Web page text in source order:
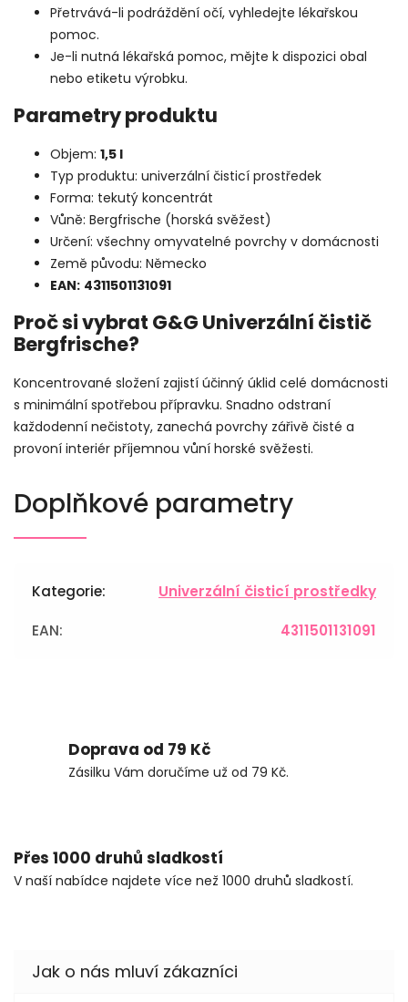
Doprava od 79 Kč
Zásilku Vám doručíme už od 79 Kč.
Přes 1000 druhů sladkostí
V naší nabídce najdete více než 1000 druhů sladkostí.
Přetrvává-li podráždění očí, vyhledejte lékařskou
pomoc.
Je-li nutná lékařská pomoc, mějte k dispozici obal
nebo etiketu výrobku.
Parametry produktu
Objem: 1,5 l
Typ produktu: univerzální čisticí prostředek
Forma: tekutý koncentrát
Vůně: Bergfrische (horská svěžest)
Určení: všechny omyvatelné povrchy v domácnosti
Země původu: Německo
EAN: 4311501131091
Proč si vybrat G&G Univerzální čistič
Bergfrische?
Koncentrované složení zajistí účinný úklid celé domácnosti
s minimální spotřebou přípravku. Snadno odstraní
každodenní nečistoty, zanechá povrchy zářivě čisté a
provoní interiér příjemnou vůní horské svěžesti.
Doplňkové parametry
Kategorie: Univerzální čisticí prostředky
EAN: 4311501131091